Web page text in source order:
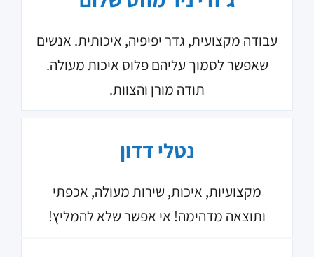
עבודה מקצועית, גדר יפיפיה, איכותית. אנשים
שאפשר לסמוך עליהם פלוס איכות מעולה.
תודה מורן והצוות.
נטלי דדון
מקצועיות, איכות, שירות מעולה, אכפתי
ותוצאה מדהימה! אי אפשר שלא להמליץ!